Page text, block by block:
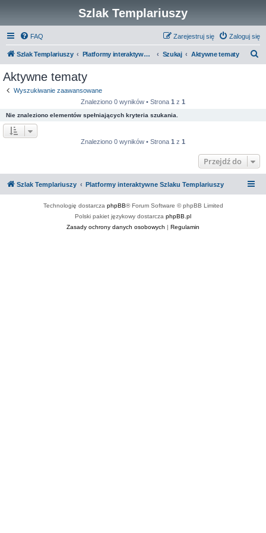
Szlak Templariuszy
FAQ Zaloguj się
Zarejestruj się
Szlak Templariuszy Platformy interaktywne Szlaku Templariuszy Szukaj Aktywne tematy
Aktywne tematy
Wyszukiwanie zaawansowane
Znaleziono 0 wyników • Strona 1 z 1
Nie znaleziono elementów spełniających kryteria szukania.
Znaleziono 0 wyników • Strona 1 z 1
Przejdź do
Szlak Templariuszy Platformy interaktywne Szlaku Templariuszy
Technologię dostarcza phpBB® Forum Software © phpBB Limited
Polski pakiet językowy dostarcza phpBB.pl
Zasady ochrony danych osobowych | Regulamin